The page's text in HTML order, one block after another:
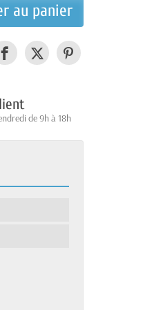
au panier
de 9h à 18h